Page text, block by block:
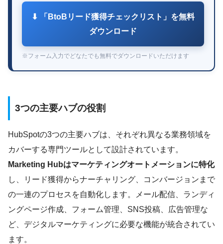
⬇ 「BtoBリード獲得チェックリスト」を無料
ダウンロード
※フォーム入力でどなたでも無料でダウンロードいただけます
3つの主要ハブの役割
HubSpotの3つの主要ハブは、それぞれ異なる業務領域を
カバーする専門ツールとして設計されています。
Marketing Hubはマーケティングオートメーションに特化
し、リード獲得からナーチャリング、コンバージョンまで
の一連のプロセスを自動化します。メール配信、ランディ
ングページ作成、フォーム管理、SNS投稿、広告管理な
ど、デジタルマーケティングに必要な機能が統合されてい
ます。